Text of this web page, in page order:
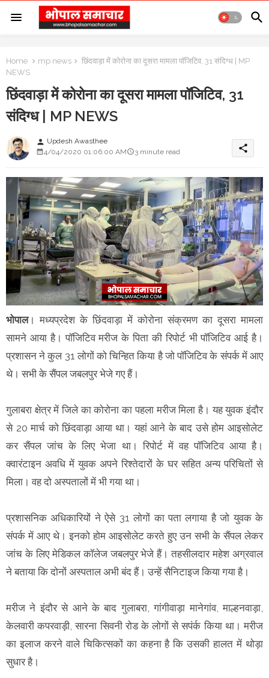
Home mp news
छिंदवाड़ा में कोरोना का दूसरा मामला पॉजिटिव, 31 संदिग्ध | MP
NEWS
छिंदवाड़ा में कोरोना का दूसरा मामला पॉजिटिव, 31
संदिग्ध | MP NEWS
person Updesh Awasthee
4/04/2020 01:06:00 AM
3 minute read share
भोपाल। मध्यप्रदेश के छिंदवाड़ा में कोरोना संक्रमण का दूसरा मामला
सामने आया है। पॉजिटिव मरीज के पिता की रिपोर्ट भी पॉजिटिव आई है।
प्रशासन ने कुल 31 लोगों को चिन्हित किया है जो पॉजिटिव के संपर्क में आए
थे। सभी के सैंपल जबलपुर भेजे गए हैं।
गुलाबरा क्षेत्र में जिले का कोरोना का पहला मरीज मिला है। यह युवक इंदौर
से 20 मार्च को छिंदवाड़ा आया था। यहां आने के बाद उसे होम आइसोलेट
कर सैंपल जांच के लिए भेजा था। रिपोर्ट में वह पॉजिटिव आया है।
क्वारंटाइन अवधि में युवक अपने रिश्तेदारों के घर सहित अन्य परिचितों से
मिला। वह दो अस्पतालों में भी गया था।
प्रशासनिक अधिकारियों ने ऐसे 31 लोगों का पता लगाया है जो युवक के
संपर्क में आए थे। इनको होम आइसोलेट करते हुए उन सभी के सैंपल लेकर
जांच के लिए मेडिकल कॉलेज जबलपुर भेजे हैं। तहसीलदार महेश अग्रवाल
ने बताया कि दोनों अस्पताल अभी बंद हैं। उन्हें सैनिटाइज किया गया है।
मरीज ने इंदौर से आने के बाद गुलाबरा, गांगीवाड़ा मानेगांव, माल्हनवाड़ा,
केलवारी कपरवाड़ी, सारना सिवनी रोड के लोगों से सपंर्क किया था। मरीज
का इलाज करने वाले चिकित्सकों का कहना है कि उसकी हालत में थोड़ा
सुधार है।